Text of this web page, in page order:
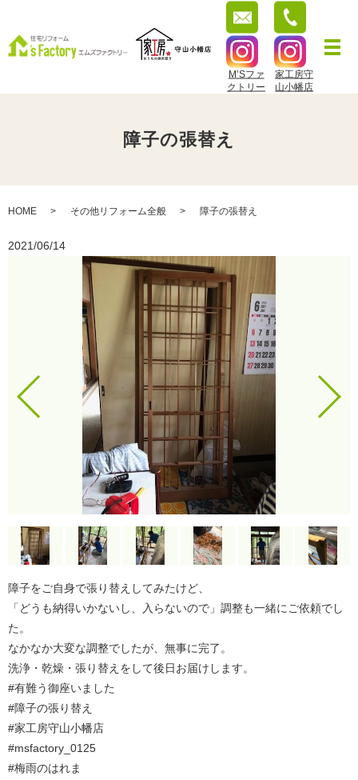
M’Sファ
クトリー
家工房守
山小幡店
障子の張替え
HOME その他リフォーム全般 障子の張替え
2021/06/14
障子をご自身で張り替えしてみたけど、
「どうも納得いかないし、入らないので」調整も一緒にご依頼でし
た。
なかなか大変な調整でしたが、無事に完了。
洗浄・乾燥・張り替えをして後日お届けします。
#有難う御座いました
#障子の張り替え
#家工房守山小幡店
#msfactory_0125
#梅雨のはれま